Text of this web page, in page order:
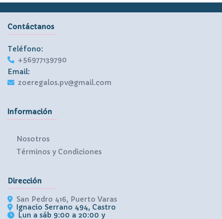
Contáctanos
Teléfono:
+56977139790
Email:
zoeregalos.pv@gmail.com
Información
Nosotros
Términos y Condiciones
Dirección
San Pedro 416, Puerto Varas
Ignacio Serrano 494, Castro
Lun a sáb 9:00 a 20:00 y